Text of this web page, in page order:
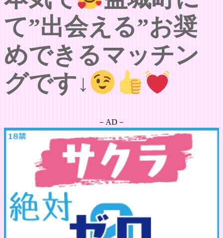
て”出会える”お奨
めできるマッチン
グです↓
－AD－